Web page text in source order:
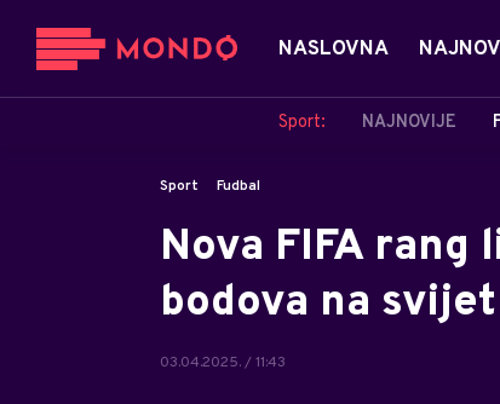
NASLOVNA
Sport: NAJNOVIJE
Sport Fudbal
Nova FIFA
bodova na
03.04.2025. / 11:43